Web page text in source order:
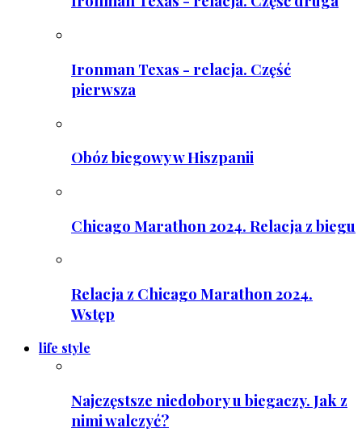
Ironman Texas - relacja. Część
pierwsza
Obóz biegowy w Hiszpanii
Chicago Marathon 2024. Relacja z biegu
Relacja z Chicago Marathon 2024.
Wstęp
life style
Najczęstsze niedobory u biegaczy. Jak z
nimi walczyć?